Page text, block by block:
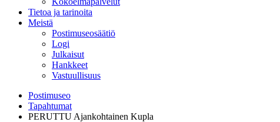
Tietoa ja tarinoita
Meistä
Postimuseosäätiö
Logi
Julkaisut
Hankkeet
Vastuullisuus
Postimuseo
Tapahtumat
PERUTTU Ajankohtainen Kupla